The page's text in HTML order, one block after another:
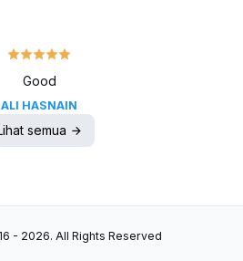
Good
ALI HASNAIN
semua
- 2026. All Rights Reserved